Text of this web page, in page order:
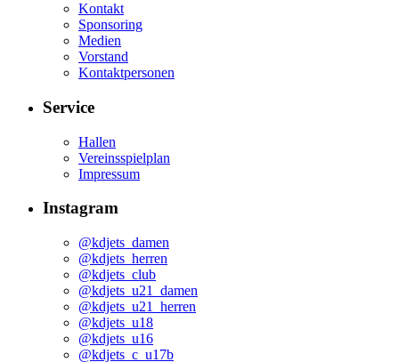
Kontakt
Sponsoring
Medien
Vorstand
Kontaktpersonen
Service
Hallen
Vereinsspielplan
Impressum
Instagram
@kdjets_damen
@kdjets_herren
@kdjets_club
@kdjets_u21_damen
@kdjets_u21_herren
@kdjets_u18
@kdjets_u16
@kdjets_c_u17b